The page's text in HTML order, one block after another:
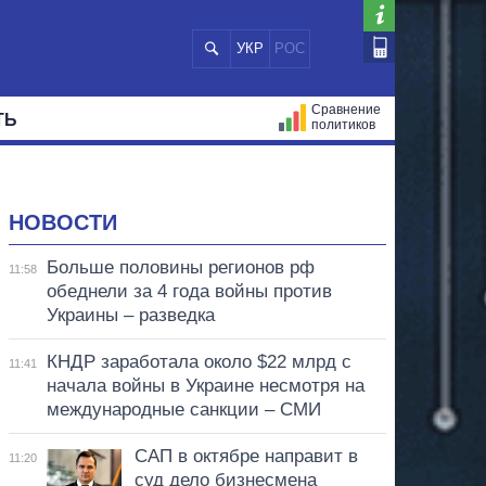
УКР РОС
Сравнение
политиков
НОВОСТИ
11:58
Больше половины регионов рф
обеднели за 4 года войны против
Украины – разведка
11:41
КНДР заработала около $22 млрд с
начала войны в Украине несмотря на
международные санкции – СМИ
11:20
САП в октябре направит в
суд дело бизнесмена